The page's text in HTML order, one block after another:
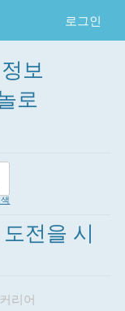
로그인
보
로
전을 시
커리어